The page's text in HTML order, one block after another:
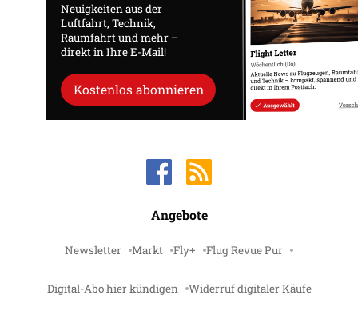
Neuigkeiten aus der
Luftfahrt, Technik,
Raumfahrt und mehr –
direkt in Ihre E-Mail!
Kostenlos abonnieren
Angebote
Newsletter Markt Fly+ Flug Revue Pur
Digital-Abo hier kündigen Widerruf digitaler Käufe